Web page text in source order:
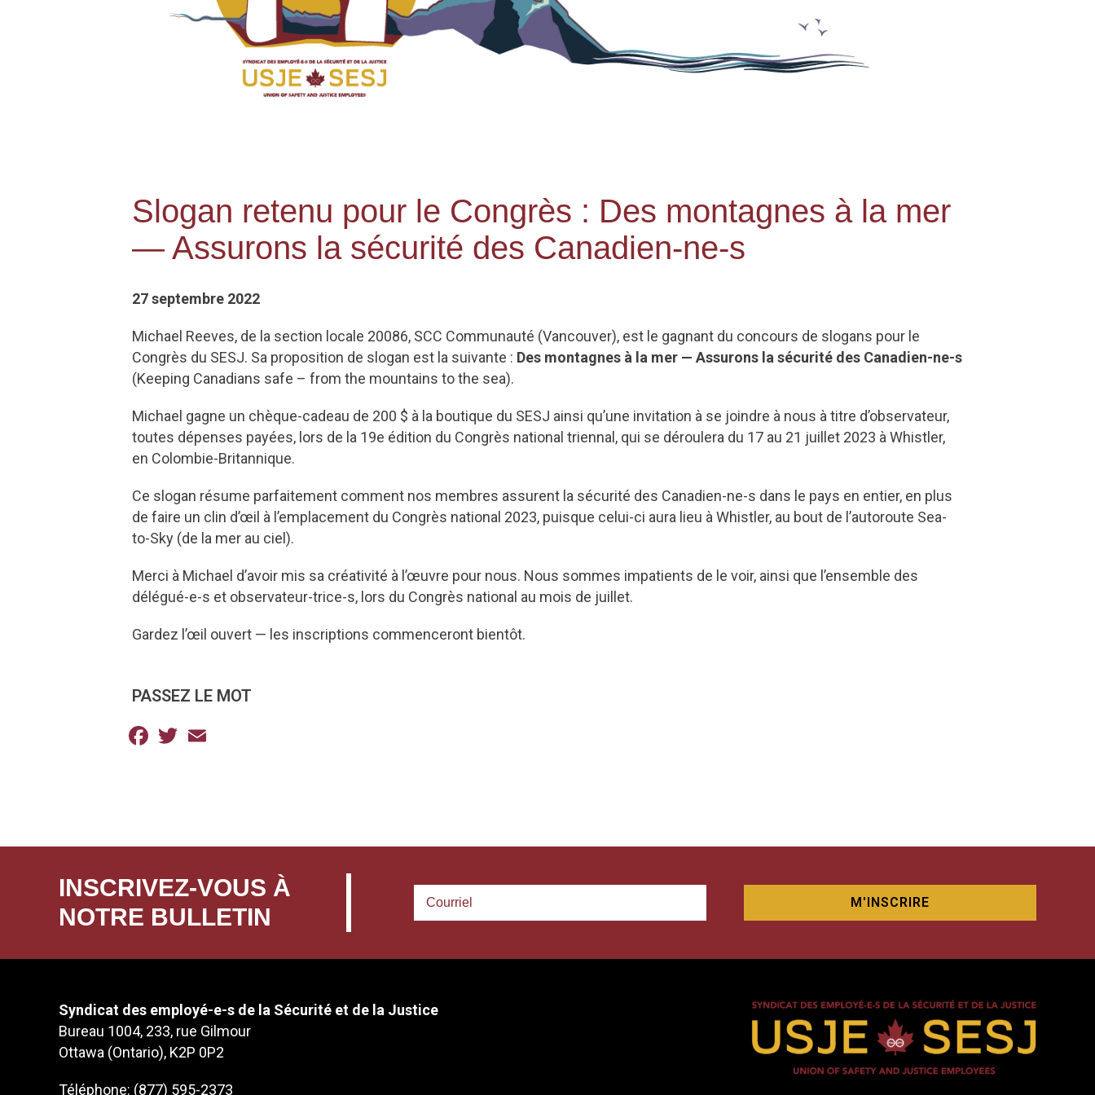
Slogan retenu pour le Congrès : Des montagnes à la mer
— Assurons la sécurité des Canadien-ne-s
27 septembre 2022
Michael Reeves, de la section locale 20086, SCC Communauté (Vancouver), est le gagnant du concours de slogans pour le
Congrès du SESJ. Sa proposition de slogan est la suivante : Des montagnes à la mer — Assurons la sécurité des Canadien-ne-s
(Keeping Canadians safe – from the mountains to the sea).
Michael gagne un chèque-cadeau de 200 $ à la boutique du SESJ ainsi qu’une invitation à se joindre à nous à titre d’observateur,
toutes dépenses payées, lors de la 19e édition du Congrès national triennal, qui se déroulera du 17 au 21 juillet 2023 à Whistler,
en Colombie-Britannique.
Ce slogan résume parfaitement comment nos membres assurent la sécurité des Canadien-ne-s dans le pays en entier, en plus
de faire un clin d’œil à l’emplacement du Congrès national 2023, puisque celui-ci aura lieu à Whistler, au bout de l’autoroute Sea-
to-Sky (de la mer au ciel).
Merci à Michael d’avoir mis sa créativité à l’œuvre pour nous. Nous sommes impatients de le voir, ainsi que l’ensemble des
délégué-e-s et observateur-trice-s, lors du Congrès national au mois de juillet.
Gardez l’œil ouvert — les inscriptions commenceront bientôt.
PASSEZ LE MOT
Facebook
Twitter
INSCRIVEZ-VOUS À
NOTRE BULLETIN
Syndicat des employé-e-s de la Sécurité et de la Justice
Bureau 1004, 233, rue Gilmour
Ottawa (Ontario), K2P 0P2
Téléphone: (877) 595-2373